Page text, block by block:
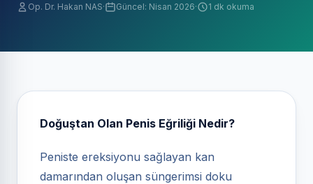
Op. Dr. Hakan NAS· Güncel: Nisan 2026· 1 dk okuma
Doğuştan Olan Penis Eğriliği Nedir?
Peniste ereksiyonu sağlayan kan
damarından oluşan süngerimsi doku